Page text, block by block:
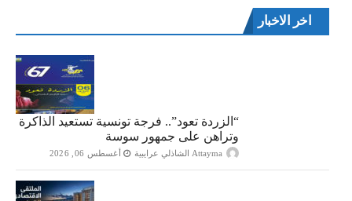
اخر الاخبار
“الزردة تعود”.. فرجة تونسية تستعيد الذاكرة
وتراهن على جمهور سوسة
Attayma الشاذلي عرايبية أغسطس 06, 2026